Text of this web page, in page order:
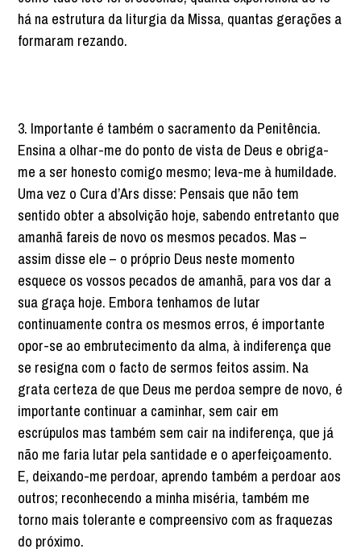
há na estrutura da liturgia da Missa, quantas gerações a
formaram rezando.
3. Importante é também o sacramento da Penitência.
Ensina a olhar-me do ponto de vista de Deus e obriga-
me a ser honesto comigo mesmo; leva-me à humildade.
Uma vez o Cura d’Ars disse: Pensais que não tem
sentido obter a absolvição hoje, sabendo entretanto que
amanhã fareis de novo os mesmos pecados. Mas –
assim disse ele – o próprio Deus neste momento
esquece os vossos pecados de amanhã, para vos dar a
sua graça hoje. Embora tenhamos de lutar
continuamente contra os mesmos erros, é importante
opor-se ao embrutecimento da alma, à indiferença que
se resigna com o facto de sermos feitos assim. Na
grata certeza de que Deus me perdoa sempre de novo, é
importante continuar a caminhar, sem cair em
escrúpulos mas também sem cair na indiferença, que já
não me faria lutar pela santidade e o aperfeiçoamento.
E, deixando-me perdoar, aprendo também a perdoar aos
outros; reconhecendo a minha miséria, também me
torno mais tolerante e compreensivo com as fraquezas
do próximo.